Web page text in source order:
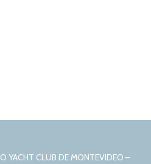
YACHT CLUB DE MONTEVIDEO –